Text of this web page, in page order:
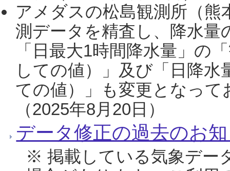
アメダスの松島観測所（熊
測データを精査し、降水
「日最大1時間降水量」の
しての値）」及び「日降
ての値）」も変更となっ
（2025年8月20日）
データ修正の過去のお
※ 掲載している気象デー